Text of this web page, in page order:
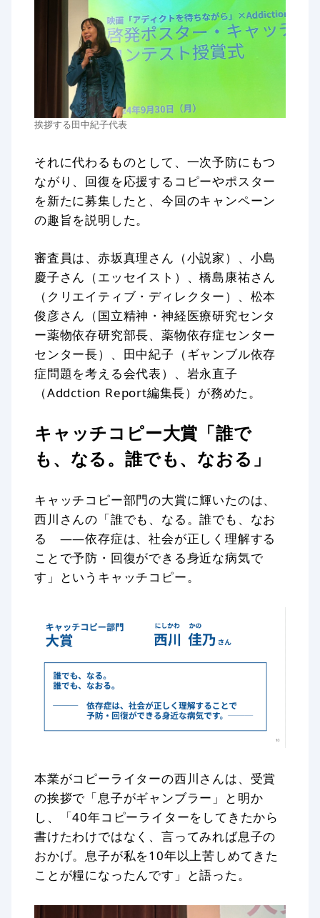
挨拶する田中紀子代表
それに代わるものとして、一次予防にもつ
ながり、回復を応援するコピーやポスター
を新たに募集したと、今回のキャンペーン
の趣旨を説明した。
審査員は、赤坂真理さん（小説家）、小島
慶子さん（エッセイスト）、橋島康祐さん
（クリエイティブ・ディレクター）、松本
俊彦さん（国立精神・神経医療研究センタ
ー薬物依存研究部長、薬物依存症センター
センター長）、田中紀子（ギャンブル依存
症問題を考える会代表）、岩永直子
（Addction Report編集長）が務めた。
キャッチコピー大賞「誰で
も、なる。誰でも、なおる」
キャッチコピー部門の大賞に輝いたのは、
西川さんの「誰でも、なる。誰でも、なお
る ——依存症は、社会が正しく理解する
ことで予防・回復ができる身近な病気で
す」というキャッチコピー。
本業がコピーライターの西川さんは、受賞
の挨拶で「息子がギャンブラー」と明か
し、「40年コピーライターをしてきたから
書けたわけではなく、言ってみれば息子の
おかげ。息子が私を10年以上苦しめてきた
ことが糧になったんです」と語った。